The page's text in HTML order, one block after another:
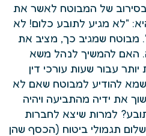
בסירוב של המבוטח לאשר את
"לא מגיע לתובע כלום! לא
מבוטח שמגיב כך, מציב את
האם להמשיך לנהל משא
יותר עבור שעות עורכי דין
להודיע למבוטח שאם לא
את ידיה מהתביעה ויהיה
למרות שיצא לחברות
תגמולי ביטוח (הכסף שהן